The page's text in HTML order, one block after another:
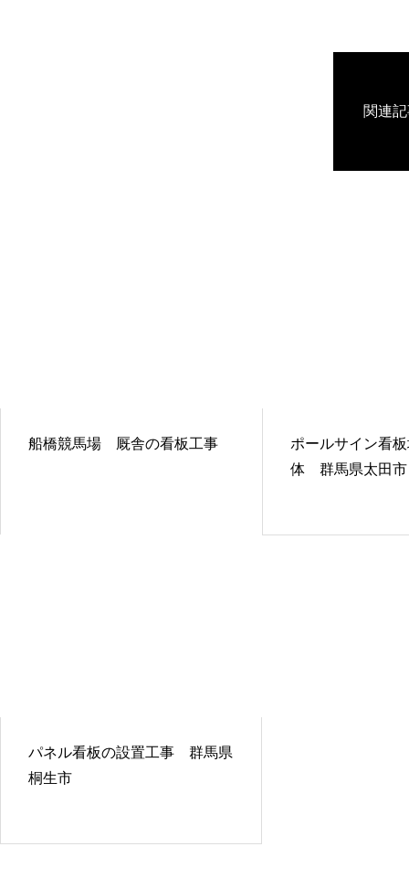
関連
船橋競馬場 厩舎の看板工事
ポールサイン看
体 群馬県太田市
パネル看板の設置工事 群馬県
桐生市